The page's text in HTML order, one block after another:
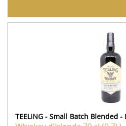
TEELING - Small Batch Blended